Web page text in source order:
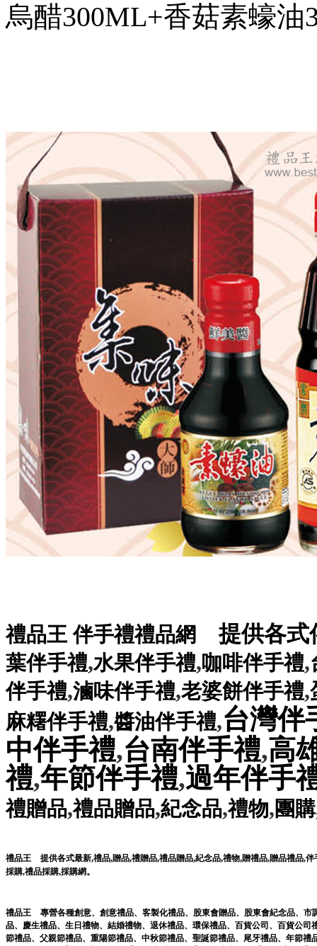
烏醋300ML+香菇素蠔油
禮品王 伴手禮禮品網 提供各式
葉伴手禮,水果伴手禮,咖啡伴手禮,
伴手禮,滷味伴手禮,老婆餅伴手禮,
麻糬伴手禮,醬油伴手禮,台灣伴
中伴手禮,台南伴手禮,高
禮,年節伴手禮,過年伴手
禮贈品,禮品贈品,紀念品,禮物,團購
禮品王 提供各式最新,禮品,贈品,禮贈品,禮品贈品,紀念品,禮物,贈禮品,贈品禮品,伴
採購,禮品採購,採購網。
禮品王 專營各種創意、 創意禮品、 客製化禮品、 股東會贈品、 股東會紀念品、 市
品、 慶生禮品、 生日禮物、 結婚禮物、 退休禮品、 環保禮品、 百貨公司 、 百貨公司
節禮品、 父親節禮品、 重陽節禮品、 中秋節禮品、 聖誕節禮品、 尾牙禮品、 年節禮